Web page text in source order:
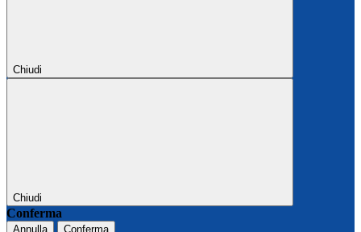
Chiudi
Chiudi
Conferma
Annulla Conferma